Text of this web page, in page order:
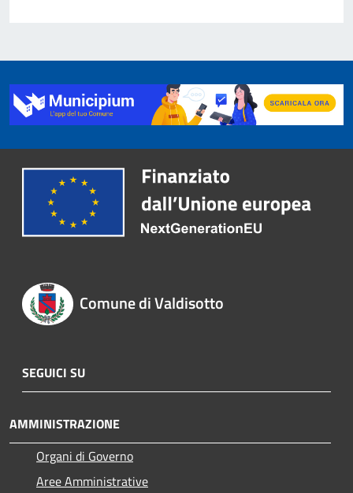
Comune di Valdisotto
SEGUICI SU
AMMINISTRAZIONE
Organi di Governo
Aree Amministrative